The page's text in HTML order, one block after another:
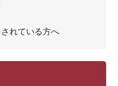
れている方へ